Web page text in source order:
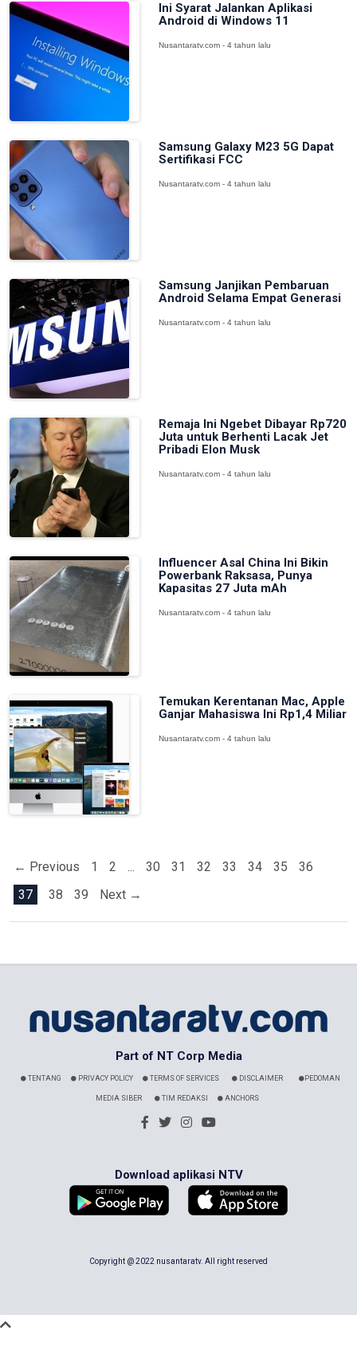
Ini Syarat Jalankan Aplikasi
Android di Windows 11
Nusantaratv.com - 4 tahun lalu
Samsung Galaxy M23 5G Dapat
Sertifikasi FCC
Nusantaratv.com - 4 tahun lalu
Samsung Janjikan Pembaruan
Android Selama Empat Generasi
Nusantaratv.com - 4 tahun lalu
Remaja Ini Ngebet Dibayar Rp720
Juta untuk Berhenti Lacak Jet
Pribadi Elon Musk
Nusantaratv.com - 4 tahun lalu
Influencer Asal China Ini Bikin
Powerbank Raksasa, Punya
Kapasitas 27 Juta mAh
Nusantaratv.com - 4 tahun lalu
Temukan Kerentanan Mac, Apple
Ganjar Mahasiswa Ini Rp1,4 Miliar
Nusantaratv.com - 4 tahun lalu
← Previous 1 2 ... 30 31 32 33 34 35
36
37
38 39 Next →
Part of NT Corp Media
TENTANG PRIVACY POLICY TERMS OF SERVICES DISCLAIMER PEDOMAN
MEDIA SIBER TIM REDAKSI ANCHORS
Download aplikasi NTV
Copyright @ 2022 nusantaratv. All right reserved